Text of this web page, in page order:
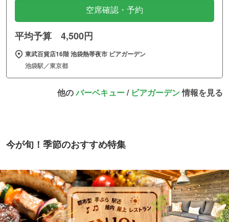
空席確認・予約
平均予算 4,500円
東武百貨店16階 池袋熱帯夜市 ビアガーデン
池袋駅／東京都
他のバーベキュー/ ビアガーデン情報を見る
今が旬！季節のおすすめ特集